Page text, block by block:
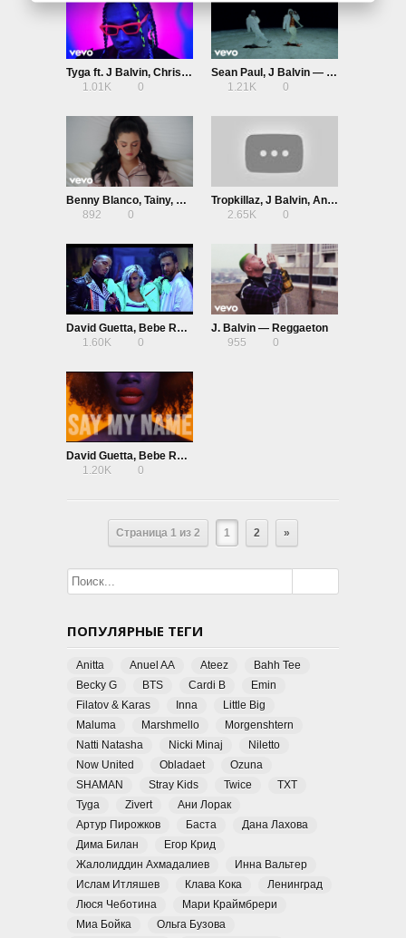
Tyga ft. J Balvin, Chris Brown — Haute
1.01K
0
Sean Paul, J Balvin — Contra La Pared
1.21K
0
Benny Blanco, Tainy, Selena Gomez, J Balvin — I Can’t Get Enough
892
0
Tropkillaz, J Balvin, Anitta ft. MC Zaac — Bola Rebola
2.65K
0
David Guetta, Bebe Rexha & J Balvin — Say My Name
1.60K
0
J. Balvin — Reggaeton
955
0
David Guetta, Bebe Rexha & J. Balvin — Say My Name (Lyric Video)
1.20K
0
Страница 1 из 2 1 2 »
ПОПУЛЯРНЫЕ ТЕГИ
Anitta Anuel AA Ateez
Bahh Tee
Becky G
BTS Cardi B
Emin
Filatov & Karas
Inna
Little Big
Maluma
Marshmello
Morgenshtern
Natti Natasha
Nicki Minaj
Niletto
Now United
Obladaet
Ozuna
SHAMAN
Stray Kids Twice
TXT
Tyga
Zivert
Ани Лорак
Артур Пирожков
Баста
Дана Лахова
Дима Билан
Егор Крид
Жалолиддин Ахмадалиев
Инна Вальтер
Ислам Итляшев
Клава Кока
Ленинград
Люся Чеботина
Мари Краймбрери
Миа Бойка
Ольга Бузова